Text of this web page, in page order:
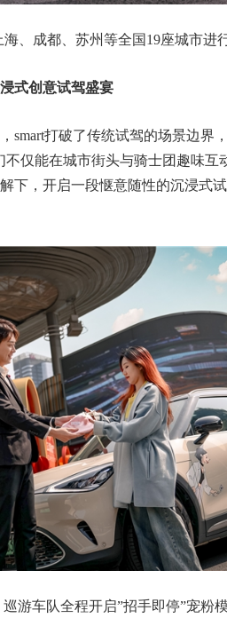
海、成都、苏州等全国19座城市进
式创意试驾盛宴
smart打破了传统试驾的场景边界
不仅能在城市街头与骑士团趣味互
下，开启一段惬意随性的沉浸式
巡游车队全程开启”招手即停”宠粉